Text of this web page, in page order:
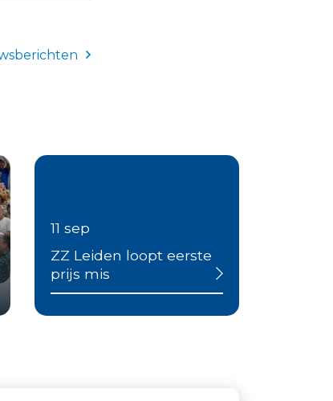
11 sep
ZZ Leiden loopt eerste
prijs mis
Businessclub Partners